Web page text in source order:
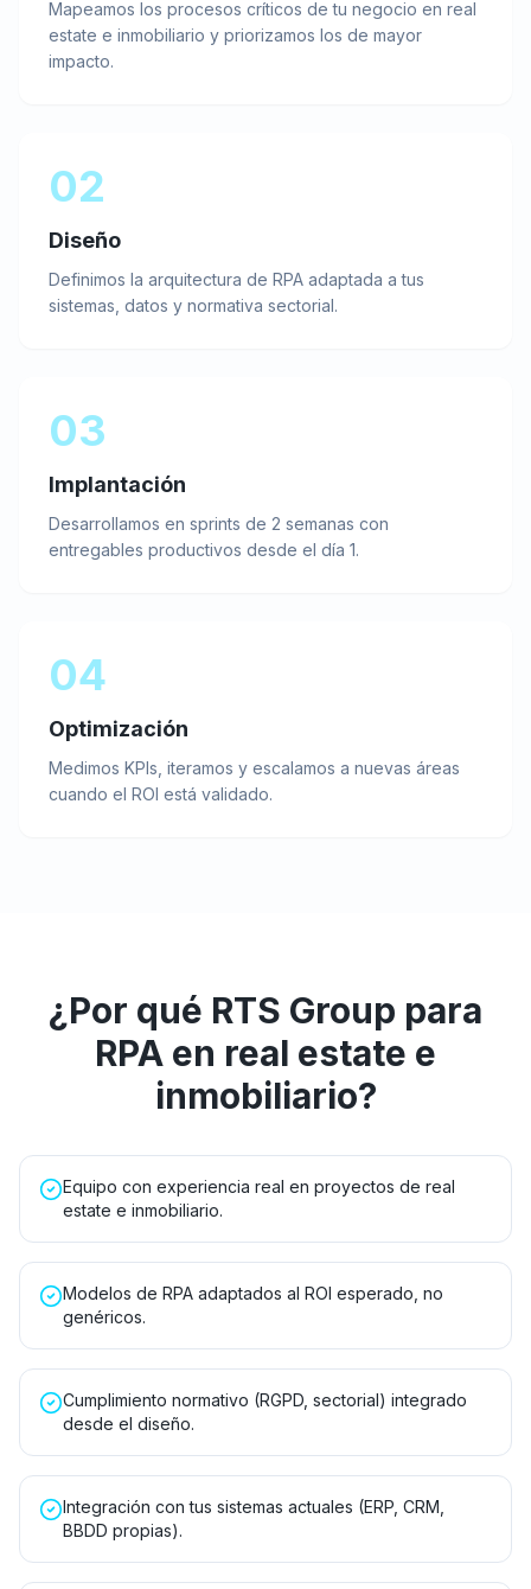
Mapeamos los procesos críticos de tu negocio en real
estate e inmobiliario y priorizamos los de mayor
impacto.
02
Diseño
Definimos la arquitectura de RPA adaptada a tus
sistemas, datos y normativa sectorial.
03
Implantación
Desarrollamos en sprints de 2 semanas con
entregables productivos desde el día 1.
04
Optimización
Medimos KPIs, iteramos y escalamos a nuevas áreas
cuando el ROI está validado.
¿Por qué RTS Group para
RPA en real estate e
inmobiliario?
Equipo con experiencia real en proyectos de real
estate e inmobiliario.
Modelos de RPA adaptados al ROI esperado, no
genéricos.
Cumplimiento normativo (RGPD, sectorial) integrado
desde el diseño.
Integración con tus sistemas actuales (ERP, CRM,
BBDD propias).